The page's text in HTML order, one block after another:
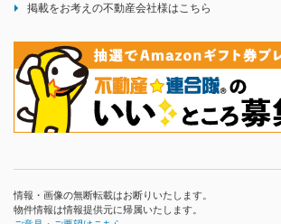
掲載をお考えの不動産会社様はこちら
情報・画像の無断転載はお断りいたします。
物件情報は情報提供元に帰属いたします。